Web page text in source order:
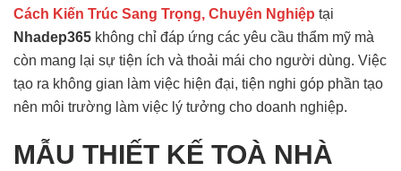
Cách Kiến Trúc Sang Trọng, Chuyên Nghiệp tại
Nhadep365 không chỉ đáp ứng các yêu cầu thẩm mỹ mà
còn mang lại sự tiện ích và thoải mái cho người dùng. Việc
tạo ra không gian làm việc hiện đại, tiện nghi góp phần tạo
nên môi trường làm việc lý tưởng cho doanh nghiệp.
MẪU THIẾT KẾ TOÀ NHÀ